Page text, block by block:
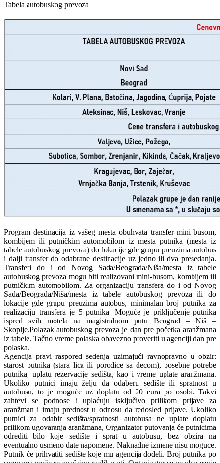
Tabela autobuskog prevoza
Program destinacija iz vašeg mesta obuhvata transfer mini busom,
kombijem ili putničkim automobilom iz mesta putnika (mesta iz
tabele autobuskog prevoza) do lokacije gde grupu preuzima autobus
i dalji transfer do odabrane destinacije uz jedno ili dva presedanja.
Transferi do i od Novog Sada/Beograda/Niša/mesta iz tabele
autobuskog prevoza mogu biti realizovani mini-busom, kombijem ili
putničkim automobilom. Za organizaciju transfera do i od Novog
Sada/Beograda/Niša/mesta iz tabele autobuskog prevoza ili do
lokacije gde grupu preuzima autobus, minimalan broj putnika za
realizaciju transfera je 5 putnika. Moguće je priključenje putnika
ispred svih motela na magistralnom putu Beograd – Niš –
Skoplje.Polazak autobuskog prevoza je dan pre početka aranžmana
iz tabele. Tačno vreme polaska obavezno proveriti u agenciji dan pre
polaska.
Agencija pravi raspored sedenja uzimajući ravnopravno u obzir:
starost putnika (stara lica ili porodice sa decom), posebne potrebe
putnika, uplatu rezervacije sedišta, kao i vreme uplate aranžmana.
Ukoliko putnici imaju želju da odaberu sedište ili spratnost u
autobusu, to je moguće uz doplatu od 20 eura po osobi. Takvi
zahtevi se podnose i uplaćuju isključivo prilikom prijave za
aranžman i imaju prednost u odnosu da redosled prijave. Ukoliko
putnici za odabir sedišta/spratnosti autobusa ne uplate doplatu
prilikom ugovaranja aranžmana, Organizator putovanja će putnicima
odrediti bilo koje sedište i sprat u autobusu, bez obzira na
eventualno usmeno date napomene. Naknadne izmene nisu moguce.
Putnik će prihvatiti sedište koje mu agencija dodeli. Broj putnika po